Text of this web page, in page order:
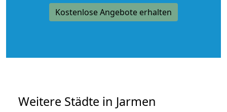
Kostenlose Angebote erhalten
Weitere Städte in Jarmen